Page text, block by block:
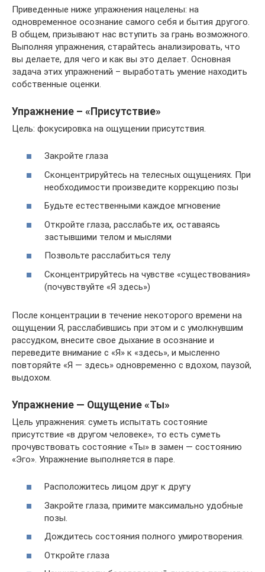
Приведенные ниже упражнения нацелены: на
одновременное осознание самого себя и бытия другого.
В общем, призывают нас вступить за грань возможного.
Выполняя упражнения, старайтесь анализировать, что
вы делаете, для чего и как вы это делает. Основная
задача этих упражнений – выработать умение находить
собственные оценки.
Упражнение – «Присутствие»
Цель: фокусировка на ощущении присутствия.
Закройте глаза
Сконцентрируйтесь на телесных ощущениях. При
необходимости произведите коррекцию позы
Будьте естественными каждое мгновение
Откройте глаза, расслабьте их, оставаясь
застывшими телом и мыслями
Позвольте расслабиться телу
Сконцентрируйтесь на чувстве «существования»
(почувствуйте «Я здесь»)
После концентрации в течение некоторого времени на
ощу­щении Я, расслабившись при этом и с умолкнувшим
рас­судком, внесите свое дыхание в осознание и
переведите внимание с «Я» к «здесь», и мысленно
повторяйте «Я — здесь» одновременно с вдохом, паузой,
выдохом.
Упражнение — Ощущение «Ты»
Цель упражнения: суметь испытать состояние
присутствие «в другом человеке», то есть суметь
прочувствовать состояние «Ты» в замен — состоянию
«Эго». Упражнение выполняется в паре.
Расположитесь лицом друг к другу
Закройте глаза, примите максимально удобные
позы.
Дождитесь состояния полного умиротворения.
Откройте глаза